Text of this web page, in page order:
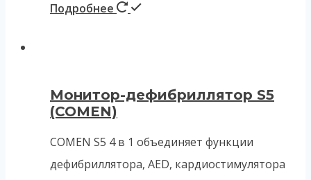
Подробнее
Монитор-дефибриллятор S5
(COMEN)
COMEN S5 4 в 1 объединяет функции
дефибриллятора, AED, кардиостимулятора